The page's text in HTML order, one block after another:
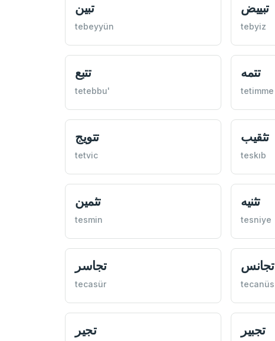
تبين
tebeyyün
تبييض
tebyiz
تتبع
tetebbu'
تتمه
tetimme
تتويج
tetvic
تثقيب
teskıb
تثمين
tesmin
تثنيه
tesniye
تجاسر
tecasür
تجانس
tecanüs
تجير تجبير